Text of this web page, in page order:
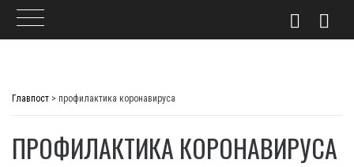
Главпост > профилактика коронавируса
ПРОФИЛАКТИКА КОРОНАВИРУСА